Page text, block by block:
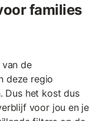
families
de
deze regio
Dus het kost dus
voor jou en je